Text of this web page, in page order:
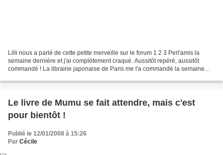
Lilli nous a parlé de cette petite merveille sur le forum 1 2 3 Perl'amis la
semaine dernière et j'ai complètement craqué. Aussitôt repéré, aussitôt
commandé ! La librairie japonaise de Paris me l'a commandé la semaine
Le livre de Mumu se fait attendre, mais c'est
pour bientôt !
Publié le 12/01/2008 à 15:26
Par Cécile